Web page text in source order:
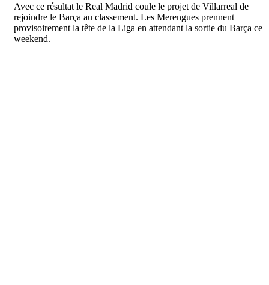
Avec ce résultat le Real Madrid coule le projet de Villarreal de
rejoindre le Barça au classement. Les Merengues prennent
provisoirement la tête de la Liga en attendant la sortie du Barça ce
weekend.